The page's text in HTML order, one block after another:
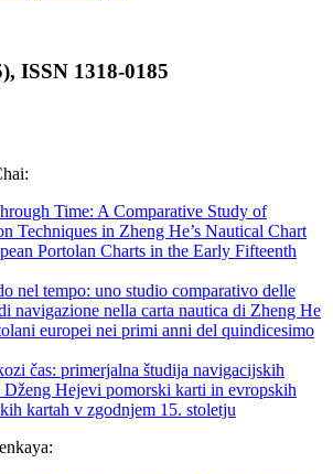
ISSN 1318-0185
Time: A Comparative Study of
Techniques in Zheng He’s Nautical Chart
Portolan Charts in the Early Fifteenth
nel tempo: uno studio comparativo delle
navigazione nella carta nautica di Zheng He
europei nei primi anni del quindicesimo
čas: primerjalna študija navigacijskih
Dženg Hejevi pomorski karti in evropskih
kartah v zgodnjem 15. stoletju